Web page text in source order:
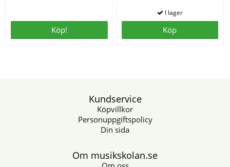
Köp! Köp
Kundservice
Köpvillkor
Personuppgiftspolicy
Din sida
Om musikskolan.se